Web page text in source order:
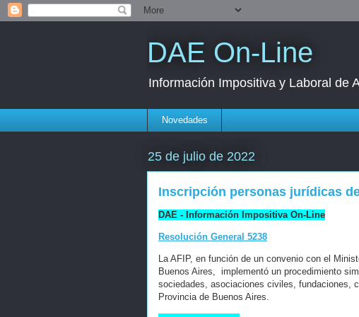
DAE On-Line
Información Impositiva y Laboral de
Novedades
25 de julio de 2022
Inscripción personas jurídicas
DAE - Información Impositiva On-Line
Resolución General 5238
La AFIP, en función de un convenio con el
Buenos Aires, implementó un procedimiento
sociedades, asociaciones civiles, fundaciones,
Provincia de Buenos Aires.